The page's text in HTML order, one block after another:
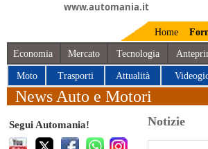
www.automania.it
Home
Economia Mercato Tecnologia
Moto Trasporti Attualità
News Auto e Motori
Segui Automania! Notizie